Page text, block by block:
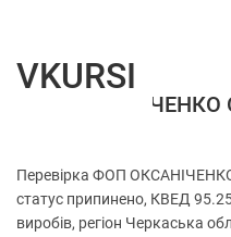
ФОП
Перевірка ФОП
статус припинено, КВЕД
виробів, регіон Черкаська
VKURSI